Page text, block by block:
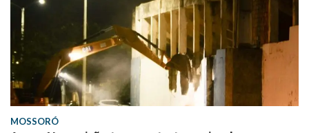
MOSSORÓ